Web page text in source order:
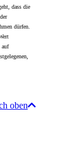
dass die
dürfen.
auf
oben